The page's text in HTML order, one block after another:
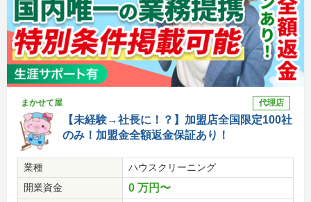
まかせて屋 代理店
【未経験→社長に！？】加盟店全国限定100社
のみ！加盟金全額返金保証あり！
業種
ハウスクリーニング
開業資金
0 万円〜